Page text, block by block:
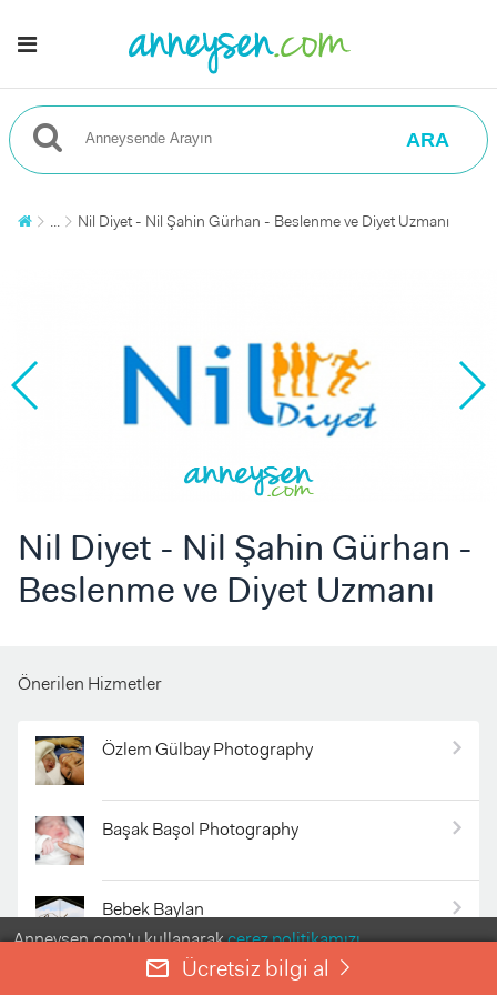
ARA
... Nil Diyet - Nil Şahin Gürhan - Beslenme ve Diyet Uzmanı
Nil Diyet - Nil Şahin Gürhan -
Beslenme ve Diyet Uzmanı
Önerilen Hizmetler
Özlem Gülbay Photography
Başak Başol Photography
Bebek Baylan
Anneysen.com'u kullanarakçerez politikamızı
kabul etmiş olursunuz.
mail_outline Ücretsiz bilgi al right